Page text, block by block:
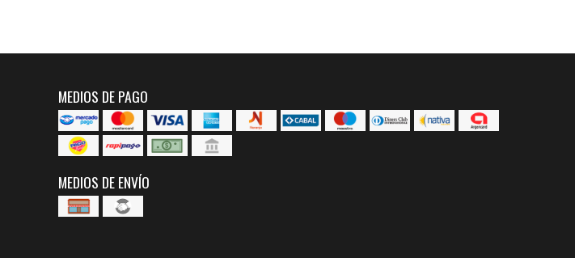
MEDIOS DE PAGO
MEDIOS DE ENVÍO